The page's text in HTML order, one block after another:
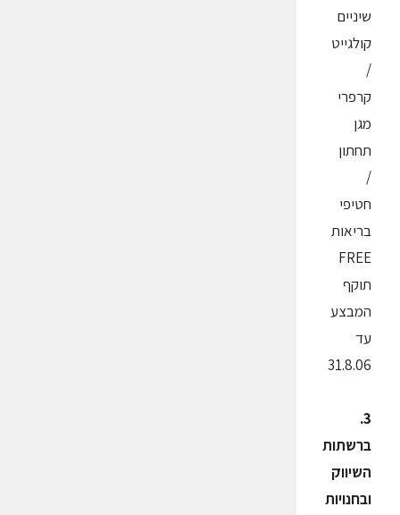
שיניים
קולגייט
/
קרפרי
מגן
תחתון
/
חטיפי
בריאות
FREE
תוקף
המבצע
עד
31.8.06
3.
ברשתות
השיווק
ובחנויות